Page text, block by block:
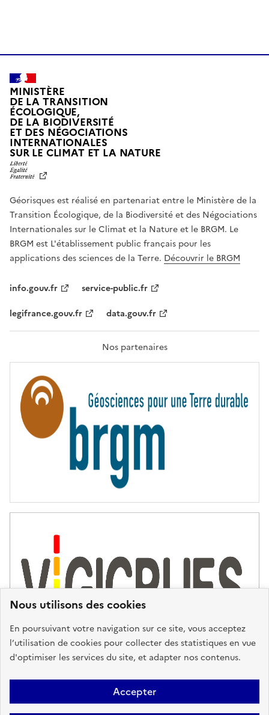
Nous utilisons des cookies
En poursuivant votre navigation sur ce site, vous acceptez
l’utilisation de cookies pour collecter des statistiques en vue
d'optimiser les services du site, et adapter nos contenus.
Accepter
MINISTÈRE
DE LA TRANSITION
ÉCOLOGIQUE,
DE LA BIODIVERSITÉ
ET DES NÉGOCIATIONS
INTERNATIONALES
SUR LE CLIMAT ET LA NATUREL
T
É
,
É
G
A
L
F
A
T
R
T
É
Géorisques est réalisé en partenariat entre le Ministère de la
Transition Écologique, de la Biodiversité et des Négociations
Internationales sur le Climat et la Nature et le BRGM. Le
BRGM est L'établissement public français pour les
applications des sciences de la Terre. Découvrir le BRGM
info.gouv.fr
service-public.fr
legifrance.gouv.fr
data.gouv.fr
Nos partenaires
Plan du site Accessibilité : partiellement conforme
Mentions
Légales
Données personnelles Gestion des cookies FAQ